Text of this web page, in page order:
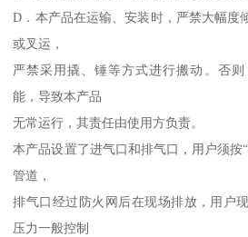
D．本产品在运输、安装时，严禁大幅度
或叉运，
严禁采用撬、锤等方式进行搬动。否
能，导致本产品
无常运行，其责任由使用方负责。
本产品设置了进气口和排气口，用户须按
管道，
排气口经过防火网后在现场排放，用户
压力一般控制